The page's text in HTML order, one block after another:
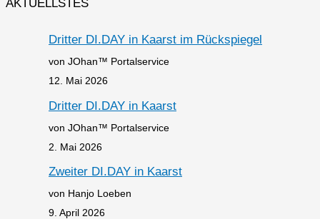
AKTUELLSTES
Dritter DI.DAY in Kaarst im Rückspiegel
von JOhan™ Portalservice
12. Mai 2026
Dritter DI.DAY in Kaarst
von JOhan™ Portalservice
2. Mai 2026
Zweiter DI.DAY in Kaarst
von Hanjo Loeben
9. April 2026